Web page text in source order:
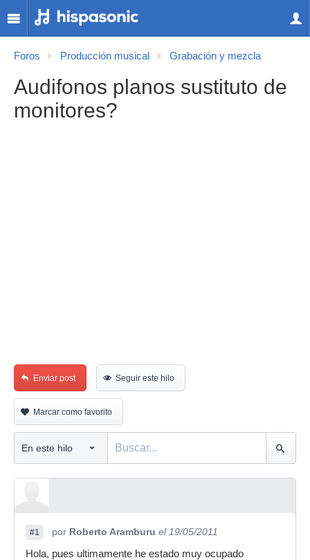
Foros Producción musical Grabación y mezcla
Audifonos planos sustituto de
monitores?
Enviar post Seguir este hilo
Marcar como favorito
#1 por Roberto Aramburu el 19/05/2011
Hola, pues ultimamente he estado muy ocupado